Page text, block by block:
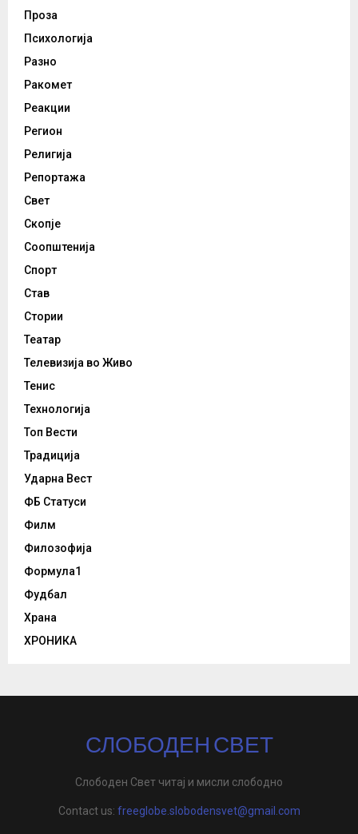
Проза
Психологија
Разно
Ракомет
Реакции
Регион
Религија
Репортажа
Свет
Скопје
Соопштенија
Спорт
Став
Стории
Театар
Телевизија во Живо
Тенис
Технологија
Топ Вести
Традиција
Ударна Вест
ФБ Статуси
Филм
Филозофија
Формула1
Фудбал
Храна
ХРОНИКА
СЛОБОДЕН СВЕТ
Слободен Свет читај и мисли слободно
Contact us: freeglobe.slobodensvet@gmail.com